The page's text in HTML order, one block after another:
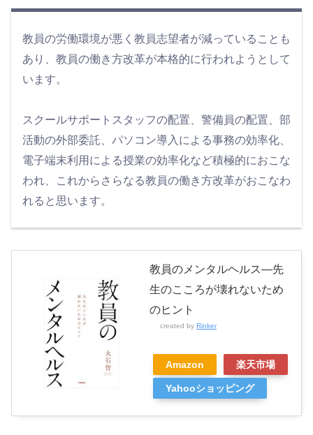
教員の労働環境が悪く教員志望者が減っていることも
あり、教員の働き方改革が本格的に行われようとして
います。
スクールサポートスタッフの配置、警備員の配置、部
活動の外部委託、パソコン導入による事務の効率化、
電子端末利用による授業の効率化など積極的におこな
われ、これからさらなる教員の働き方改革がおこなわ
れると思います。
教員のメンタルヘルス―先
生のこころが壊れないため
のヒント
created by Rinker
Amazon 楽天市場
Yahooショッピング